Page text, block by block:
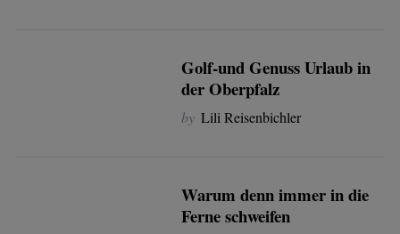
Golf-und Genuss Urlaub in
der Oberpfalz
by Lili Reisenbichler
Warum denn immer in die
Ferne schweifen